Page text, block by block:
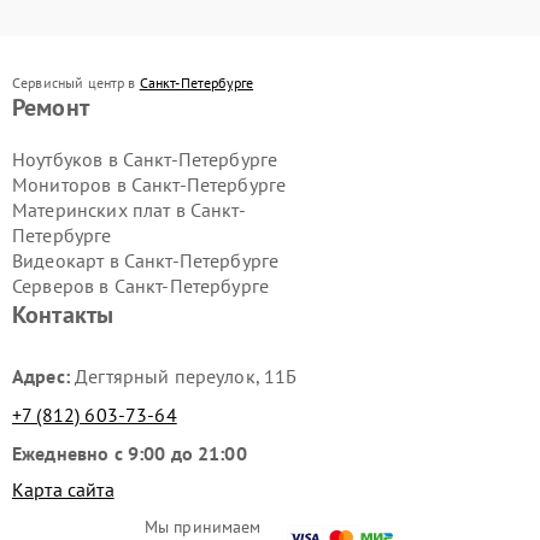
Сервисный центр в Санкт-Петербурге
Мы принимаем
Ремонт
Ноутбуков в Санкт-Петербурге
Мониторов в Санкт-Петербурге
Материнских плат в Санкт-
Петербурге
Видеокарт в Санкт-Петербурге
Серверов в Санкт-Петербурге
Контакты
Адрес:Дегтярный переулок, 11Б
+7 (812) 603-73-64
Ежедневно с 9:00 до 21:00
Карта сайта